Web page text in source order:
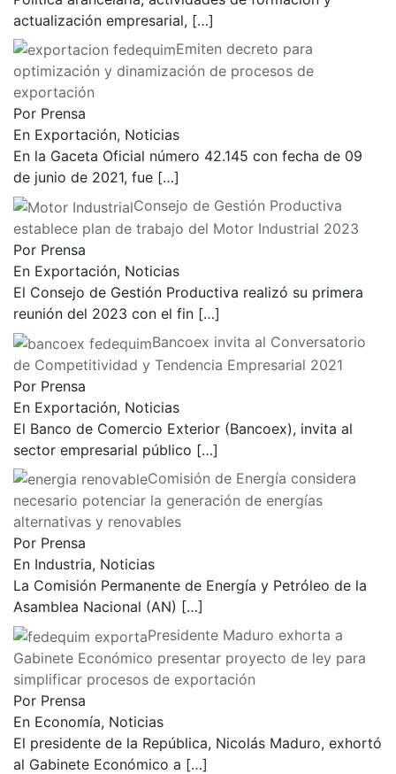
actualización empresarial, […]
Emiten decreto para
optimización y dinamización de procesos de
exportación
Por Prensa
En Exportación, Noticias
En la Gaceta Oficial número 42.145 con fecha de 09
de junio de 2021, fue […]
Consejo de Gestión Productiva
establece plan de trabajo del Motor Industrial 2023
Por Prensa
En Exportación, Noticias
El Consejo de Gestión Productiva realizó su primera
reunión del 2023 con el fin […]
Bancoex invita al Conversatorio
de Competitividad y Tendencia Empresarial 2021
Por Prensa
En Exportación, Noticias
El Banco de Comercio Exterior (Bancoex), invita al
sector empresarial público […]
Comisión de Energía considera
necesario potenciar la generación de energías
alternativas y renovables
Por Prensa
En Industria, Noticias
La Comisión Permanente de Energía y Petróleo de la
Asamblea Nacional (AN) […]
Presidente Maduro exhorta a
Gabinete Económico presentar proyecto de ley para
simplificar procesos de exportación
Por Prensa
En Economía, Noticias
El presidente de la República, Nicolás Maduro, exhortó
al Gabinete Económico a […]